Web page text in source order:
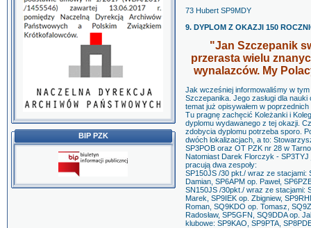
BIP PZK
73 Hubert SP9MDY
9. DYPLOM Z OKAZJI 150
"Jan Szczepanik
przerasta wielu
wynalazców. My
Jak wcześniej informowaliśmy w
Szczepanika. Jego zasługi dla
temat już opisywałem w
Tu pragnę zachęcić Koleżanki i
dyplomu wydawanego z tej okazji.
zdobycia dyplomu potrzeba sporo.
dwóch lokalizacjach, a to:
SP3POB oraz OT PZK nr 28 w
Natomiast Darek Florczyk -
pracują dwa zespoły:
SP150JS /30 pkt./ wraz ze stacjami:
Damian, SP6APM op. Paweł,
SN150JS /30pkt./ wraz ze stacjami:
Marek, SP9IEK op. Zbigniew,
Roman, SQ9KDO op. Tomasz,
Radosław, SP5GFN, SQ9DDA op.
klubowe: SP9KAO, SP9PTA,